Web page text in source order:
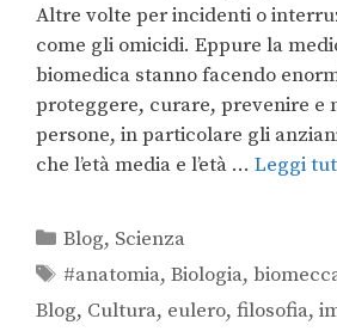
Altre volte per incidenti o
come gli omicidi. Eppure la
biomedica stanno facendo
proteggere, curare, prevenire e
persone, in particolare gli
che l’età media e l’età … Leggi
Blog, Scienza
#anatomia,Biologia,
Blog, Cultura, eulero, filosofia,